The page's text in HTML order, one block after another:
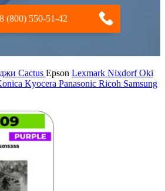
8 (800) 550-51-42
Cactus Epson Lexmark NixdorfOki
Kyocera Panasonic Ricoh Samsung